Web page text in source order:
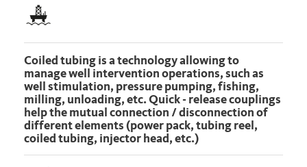
Coiled tubing is a technology allowing to
manage well intervention operations, such as
well stimulation, pressure pumping, fishing,
milling, unloading, etc. Quick - release couplings
help the mutual connection / disconnection of
different elements (power pack, tubing reel,
coiled tubing, injector head, etc.)